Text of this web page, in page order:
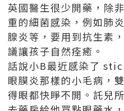
英國醫生很少開藥，除
重的細菌感染，例如肺
腺炎等，要用到抗生素
議讓孩子自然痊癒。
話說小B最近感染了
眼膜炎那樣的小毛病，
得眼都快睜不開。託兒